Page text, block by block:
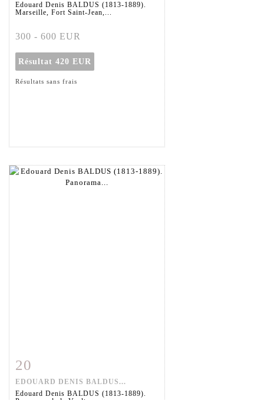
Edouard Denis BALDUS (1813-1889).
Marseille, Fort Saint-Jean,...
300 - 600 EUR
Résultat 420 EUR
Résultats sans frais
Fiche détaillée
20
EDOUARD DENIS BALDUS...
Edouard Denis BALDUS (1813-1889).